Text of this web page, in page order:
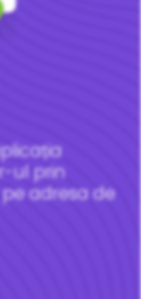
ul prin
adresa de